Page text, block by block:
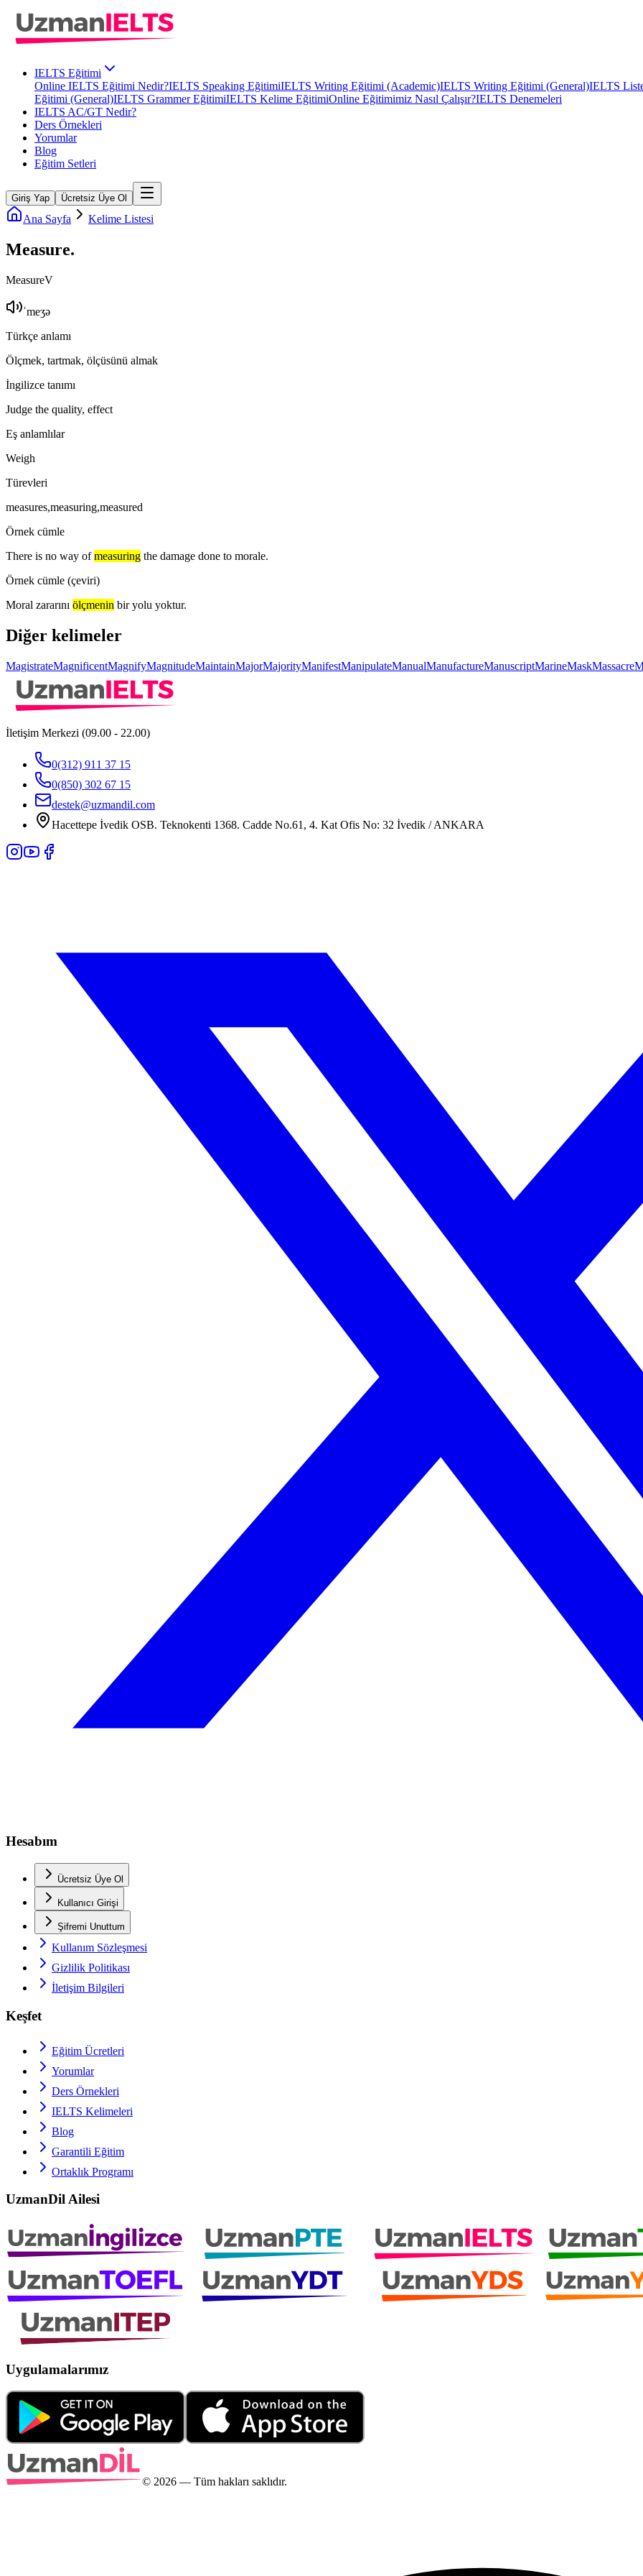
IELTS Eğitimi
Online IELTS Eğitimi Nedir?IELTS Speaking EğitimiIELTS Writing Eğitimi (Academic)IELTS Writing Eğitimi (General)IELTS
Eğitimi (General)IELTS Grammer EğitimiIELTS Kelime EğitimiOnline Eğitimimiz Nasıl Çalışır?IELTS Denemeleri
IELTS AC/GT Nedir?
Ders Örnekleri
Yorumlar
Blog
Eğitim Setleri
Giriş Yap Ücretsiz Üye Ol
Ana Sayfa Kelime Listesi
Measure.
MeasureV
ˈmeʒə
Türkçe anlamı
Ölçmek, tartmak, ölçüsünü almak
İngilizce tanımı
Judge the quality, effect
Eş anlamlılar
Weigh
Türevleri
measures,measuring,measured
Örnek cümle
There is no way of measuring the damage done to morale.
Örnek cümle (çeviri)
Moral zararını ölçmenin bir yolu yoktur.
Diğer kelimeler
MagistrateMagnificentMagnifyMagnitudeMaintainMajorMajorityManifestManipulateManualManufactureManuscriptMarineMaskMassacre
İletişim Merkezi (09.00 - 22.00)
0(312) 911 37 15
0(850) 302 67 15
destek@uzmandil.com
Hacettepe İvedik OSB. Teknokenti 1368. Cadde No.61, 4. Kat Ofis No: 32 İvedik / ANKARA
Hesabım
Ücretsiz Üye Ol
Kullanıcı Girişi
Şifremi Unuttum
Kullanım Sözleşmesi
Gizlilik Politikası
İletişim Bilgileri
Keşfet
Eğitim Ücretleri
Yorumlar
Ders Örnekleri
IELTS Kelimeleri
Blog
Garantili Eğitim
Ortaklık Programı
UzmanDil Ailesi
Uygulamalarımız
© 2026 — Tüm hakları saklıdır.